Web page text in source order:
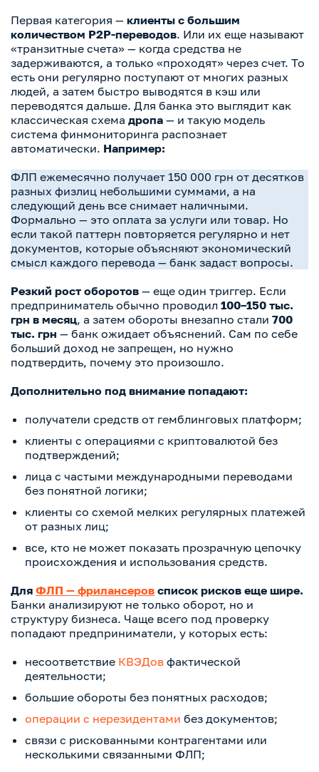
Первая категория — клиенты с большим
количеством P2P-переводов. Или их еще называют
«транзитные счета» — когда средства не
задерживаются, а только «проходят» через счет. То
есть они регулярно поступают от многих разных
людей, а затем быстро выводятся в кэш или
переводятся дальше. Для банка это выглядит как
классическая схема дропа — и такую модель
система финмониторинга распознает
автоматически. Например:
ФЛП ежемесячно получает 150 000 грн от десятков
разных физлиц небольшими суммами, а на
следующий день все снимает наличными.
Формально — это оплата за услуги или товар. Но
если такой паттерн повторяется регулярно и нет
документов, которые объясняют экономический
смысл каждого перевода — банк задаст вопросы.
Резкий рост оборотов — еще один триггер. Если
предприниматель обычно проводил 100–150 тыс.
грн в месяц, а затем обороты внезапно стали 700
тыс. грн — банк ожидает объяснений. Сам по себе
больший доход не запрещен, но нужно
подтвердить, почему это произошло.
Дополнительно под внимание попадают:
получатели средств от гемблинговых платформ;
клиенты с операциями с криптовалютой без
подтверждений;
лица с частыми международными переводами
без понятной логики;
клиенты со схемой мелких регулярных платежей
от разных лиц;
все, кто не может показать прозрачную цепочку
происхождения и использования средств.
Для ФЛП — фрилансеров список рисков еще шире.
Банки анализируют не только оборот, но и
структуру бизнеса. Чаще всего под проверку
попадают предприниматели, у которых есть:
несоответствие КВЭДов фактической
деятельности;
большие обороты без понятных расходов;
операции с нерезидентами без документов;
связи с рискованными контрагентами или
несколькими связанными ФЛП;